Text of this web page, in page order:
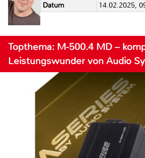
Datum
14.02.2025,
Topthema: M-500.4 MD –
Leistungswunder von Audio